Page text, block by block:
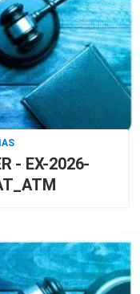
- EX-2026-